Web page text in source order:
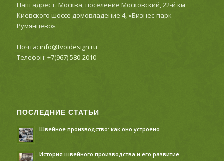
Наш адрес г. Москва, поселение Московский, 22-й км
Киевского шоссе домовладение 4, «Бизнес-парк
Румянцево».
Почта: info@tvoidesign.ru
Телефон: +7(967) 580-2010
ПОСЛЕДНИЕ СТАТЬИ
Швейное производство: как оно устроено
История швейного производства и его развитие